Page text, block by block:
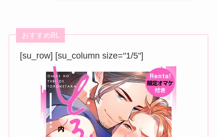
おすすめBL
[su_row] [su_column size="1/5"]